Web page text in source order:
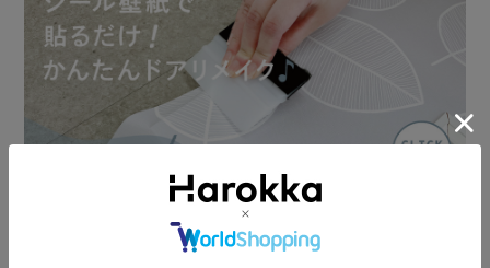
Harokkaスタッフがシール壁紙を使ったドアのリメイクに初挑戦。ス
タッフブログにて手順や貼り方のコツを、写真付きで詳しくご紹介し